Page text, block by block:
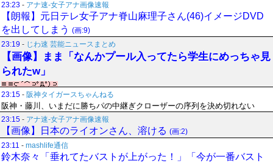
23:23 - アナ速‐女子アナ画像速報
【朗報】元日テレ女子アナ脊山麻理子さん(46)イメージDVD
を出してしまう (画:9)
23:19 - じわ速 芸能ニュースまとめ
【画像】まま「なんかプール入ってたら学生にめっちゃ見
られたw」
23:15 - 阪神タイガースちゃんねる
阪神・藤川、いまだに勝ちパの中継ぎクローザーの序列を決め切れない
23:15 - アナ速‐女子アナ画像速報
【画像】日本のライオンさん、溶ける (画:2)
23:11 - mashlife通信
鈴木奈々「垂れてたバストが上がった！」「今が一番バスト